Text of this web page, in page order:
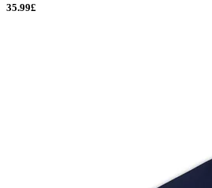
35.99£